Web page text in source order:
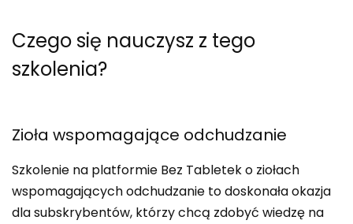
Czego się nauczysz z tego
szkolenia?
Zioła wspomagające odchudzanie
Szkolenie na platformie Bez Tabletek o ziołach
wspomagających odchudzanie to doskonała okazja
dla subskrybentów, którzy chcą zdobyć wiedzę na